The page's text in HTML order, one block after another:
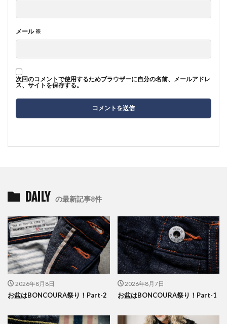
メール※
次回のコメントで使用するためブラウザーに自分の名前、メールアドレ
ス、サイトを保存する。
DAILY の最新記事8件
2026年8月8日
お盆はBONCOURA祭り！Part-2
2026年8月7日
お盆はBONCOURA祭り！Part-1